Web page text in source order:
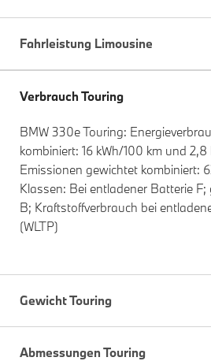
Fahrleistung Limousine
Verbrauch Touring
BMW 330e Touring:
kombiniert: 16 kWh/100 km und 2,8
Emissionen gewichtet kombiniert:
Klassen: Bei entladener Batterie
B; Kraftstoffverbrauch bei
(WLTP)
Gewicht Touring
Abmessungen Touring